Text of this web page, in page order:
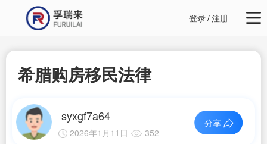
登录/注册
希腊购房移民法律
syxgf7a64
2026年1月11日 352
分享